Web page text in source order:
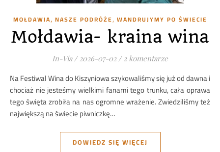
MOŁDAWIA, NASZE PODRÓŻE, WANDRUJYMY PO ŚWIECIE
Mołdawia- kraina wina
In-Via / 2026-07-02 / 2 komentarze
Na Festiwal Wina do Kiszyniowa szykowaliśmy się już od dawna i
chociaż nie jesteśmy wielkimi fanami tego trunku, cała oprawa
tego święta zrobiła na nas ogromne wrażenie. Zwiedziliśmy też
największą na świecie piwniczkę…
DOWIEDZ SIĘ WIĘCEJ